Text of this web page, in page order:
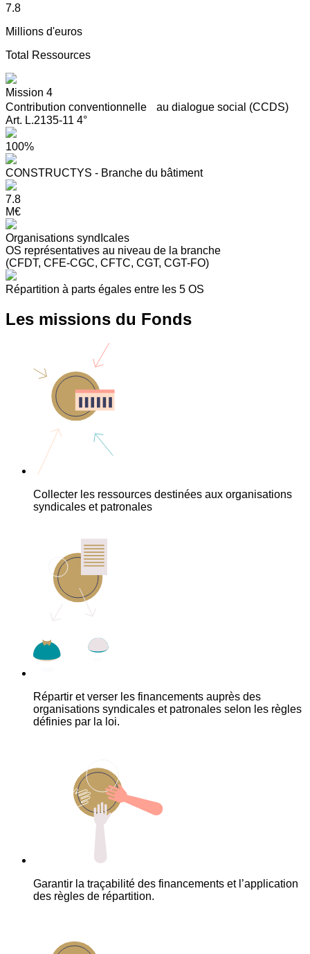
7.8
Millions d'euros
Total Ressources
Mission 4
Contribution conventionnelle au dialogue social (CCDS)
Art. L.2135-11 4°
100%
CONSTRUCTYS - Branche du bâtiment
7.8
M€
Organisations syndIcales
OS représentatives au niveau de la branche
(CFDT, CFE-CGC, CFTC, CGT, CGT-FO)
Répartition à parts égales entre les 5 OS
Les missions du Fonds
Collecter les ressources destinées aux organisations
syndicales et patronales
Répartir et verser les financements auprès des
organisations syndicales et patronales selon les règles
définies par la loi.
Garantir la traçabilité des financements et l’application
des règles de répartition.